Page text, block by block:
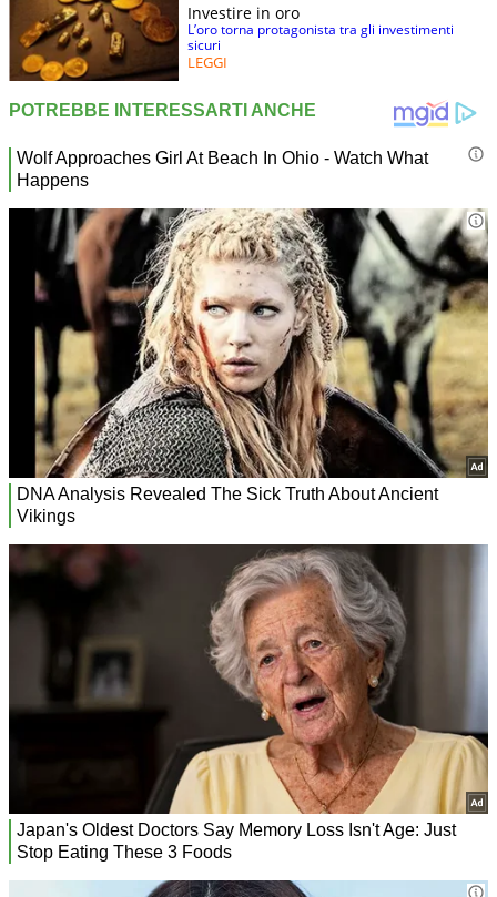
Investire in oro
L’oro torna protagonista tra gli investimenti
sicuri
LEGGI